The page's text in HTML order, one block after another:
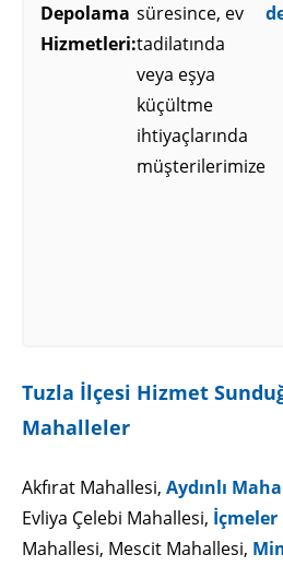
Depolama
Hizmetleri:
süresince, ev
tadilatında
veya eşya
küçültme
ihtiyaçlarında
müşterilerimize
Tuzla İlçesi Hizmet
Mahalleler
Akfırat Mahallesi, Aydınlı
Evliya Çelebi Mahallesi,
Mahallesi, Mescit Mahallesi,